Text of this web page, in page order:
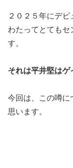
２０２５年にデ
わたってとてもセ
す。
それは平井堅はゲ
今回は、この噂に
思います。